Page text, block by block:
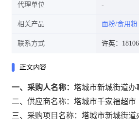
代理单位
相关产品 面粉/食用粉
联系方式 许英：
正文内容
一、采购人名称： 塔城市新城街道办
二、供应商名称： 塔城市千家福超市
三、采购项目名称： 塔城市新城街道